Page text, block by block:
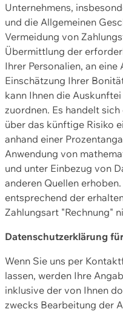
Unternehmens,
und die Allgemeinen
Vermeidung von
Übermittlung der
Ihrer Personalien, an
Einschätzung Ihrer
kann Ihnen die
zuordnen. Es handelt
über das künftige Risiko
anhand einer
Anwendung von
und unter Einbezug von
anderen Quellen
entsprechend der
Zahlungsart "Rechnung"
Datenschutzerklärung
Wenn Sie uns per
lassen, werden Ihre
inklusive der von Ihnen
zwecks Bearbeitung der